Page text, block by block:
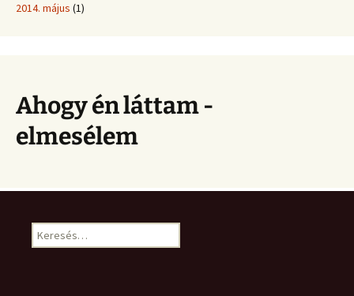
2014. május (1)
Ahogy én láttam -
elmesélem
Keresés: